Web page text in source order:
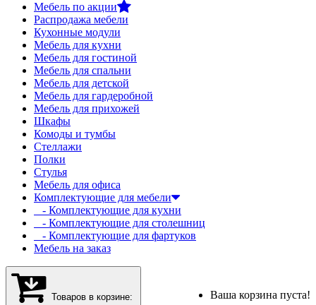
Мебель по акции
Распродажа мебели
Кухонные модули
Мебель для кухни
Мебель для гостиной
Мебель для спальни
Мебель для детской
Мебель для гардеробной
Мебель для прихожей
Шкафы
Комоды и тумбы
Стеллажи
Полки
Стулья
Мебель для офиса
Комплектующие для мебели
- Комплектующие для кухни
- Комплектующие для столешниц
- Комплектующие для фартуков
Мебель на заказ
Товаров в корзине:
Ваша корзина пуста!